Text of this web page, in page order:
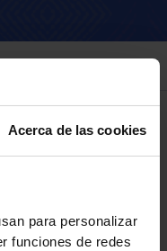
Acerca de las cookies
para personalizar
funciones de redes